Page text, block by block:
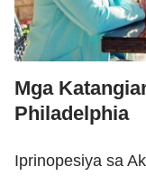
Mga
Philadelphia
Iprinopesiya sa